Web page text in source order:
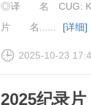
◎译 名 CUG: King
片 名......
[详细]
2025-10-23
2025纪录片